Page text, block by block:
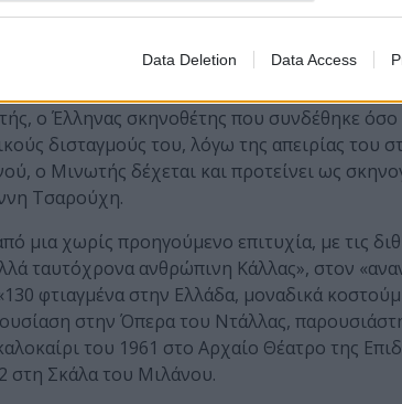
Data Deletion Data Access
καλλιτεχνικά γεγονότα της
τα μεγαλύτερα οπερατικά κέντρα του
στη Μαρία Κάλλας μια νέα παραγωγή της
ο Έλληνας σκηνοθέτης που συνδέθηκε όσο
δισταγμούς του, λόγω της απειρίας του
ο Μινωτής δέχεται και προτείνει ως
Τσαρούχη.
μια χωρίς προηγούμενο επιτυχία, με τις
ταυτόχρονα ανθρώπινη Κάλλας», στον
φτιαγμένα στην Ελλάδα, μοναδικά
στην Όπερα του Ντάλλας,
του 1961 στο Αρχαίο Θέατρο της
στη Σκάλα του Μιλάνου.